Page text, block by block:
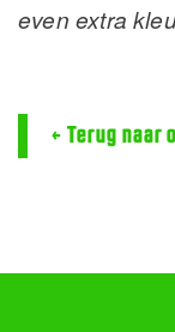
even extra
← Terug naar